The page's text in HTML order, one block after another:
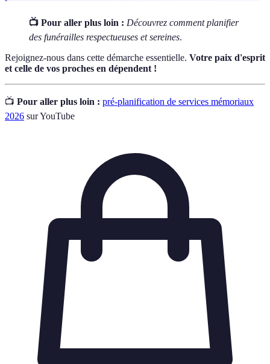
📺 Pour aller plus loin : Découvrez comment planifier
des funérailles respectueuses et sereines.
Rejoignez-nous dans cette démarche essentielle. Votre paix d'esprit
et celle de vos proches en dépendent !
📺 Pour aller plus loin : pré-planification de services mémoriaux
2026 sur YouTube